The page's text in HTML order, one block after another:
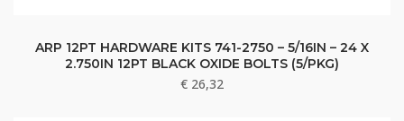
ARP 12PT HARDWARE KITS 741-2750 – 5/16IN – 24 X
2.750IN 12PT BLACK OXIDE BOLTS (5/PKG)
€ 26,32